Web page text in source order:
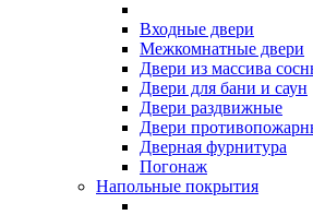
Входные двери
Межкомнатные двери
Двери из массива
Двери для бани и саун
Двери раздвижные
Двери
Дверная фурнитура
Погонаж
Напольные покрытия